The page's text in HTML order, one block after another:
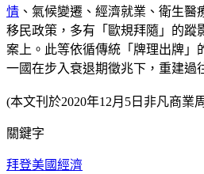
情 、氣候變遷、經濟就業、衛生
移民政策，多有「歐規拜隨」的蹤
案上。此等依循傳統「牌理出牌」
一國在步入衰退期徵兆下，重建過
(本文刊於2020年12月5日非凡商業
關鍵字
拜登美國經濟